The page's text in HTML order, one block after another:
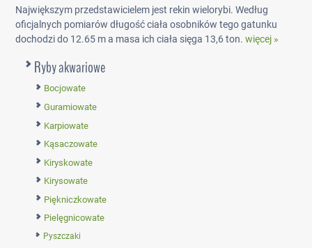
Największym przedstawicielem jest rekin wielorybi. Według
oficjalnych pomiarów długość ciała osobników tego gatunku
dochodzi do 12.65 m a masa ich ciała sięga 13,6 ton.więcej »
Ryby akwariowe
Bocjowate
Guramiowate
Karpiowate
Kąsaczowate
Kiryskowate
Kirysowate
Piękniczkowate
Pielęgnicowate
Pyszczaki